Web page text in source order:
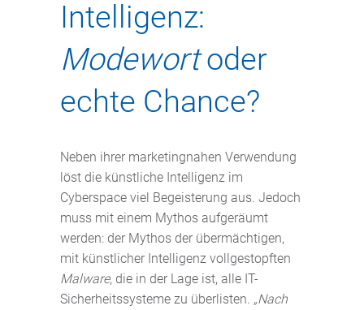
Intelligenz:
Modewortoder
echte Chance?
Neben ihrer marketingnahen Verwendung
löst die künstliche Intelligenz im
Cyberspace viel Begeisterung aus. Jedoch
muss mit einem Mythos aufgeräumt
werden: der Mythos der übermächtigen,
mit künstlicher Intelligenz vollgestopften
Malware, die in der Lage ist, alle IT-
Sicherheitssysteme zu überlisten. „Nach